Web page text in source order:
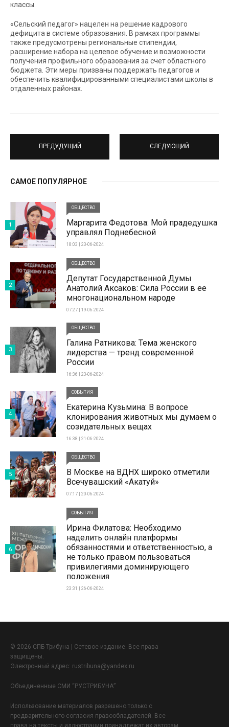
классы.
«Сельский педагог» нацелен на решение кадрового
дефицита в системе образования. В рамках программы
также предусмотрены региональные стипендии,
расширение набора на целевое обучение и возможности
получения профильного образования за счет областного
бюджета. Эти меры призваны поддержать педагогов и
обеспечить квалифицированными специалистами школы в
отдаленных районах.
ПРЕДУДУЩИЙ СЛЕДУЮЩИЙ
САМОЕ ПОПУЛЯРНОЕ
ОБЩЕСТВО
Маргарита Федотова: Мой прадедушка
управлял Поднебесной
18:03 | 23-06-2024
1
ОБЩЕСТВО
Депутат Государственной Думы
Анатолий Аксаков: Сила России в ее
многонациональном народе
07:27 | 19-06-2024
2
ОБЩЕСТВО
Галина Ратникова: Тема женского
лидерства — тренд современной
России
16:36 | 23-06-2024
3
СОБЫТИЯ
Екатерина Кузьмина: В вопросе
клонирования животных мы думаем о
созидательных вещах
16:38 | 21-06-2024
4
ОБЩЕСТВО
В Москве на ВДНХ широко отметили
Всечувашский «Акатуй»
07:17 | 20-06-2024
5
СОБЫТИЯ
Ирина Филатова: Необходимо
наделить онлайн платформы
обязанностями и ответственностью, а
не только правом пользоваться
привилегиями доминирующего
положения
23:31 | 26-06-2024
6
© 2026 СПБ Трибуна | Сетевое издание. Все права
защищены.
Электронный адрес: rustribuna@yandex.ru
Объединенные СМИ “РУСТРИБУНА”
Использование материалов разрешено только с
предварительного согласия правообладателей. Все
права на тексты и иллюстрации принадлежат их авторам.